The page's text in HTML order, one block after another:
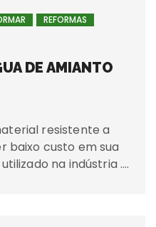
REFORMAS
DE AMIANTO
resistente a
baixo custo em sua
na indústria ….